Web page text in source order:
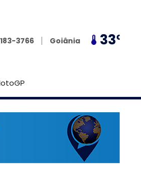
3766
33º Brasília 30º